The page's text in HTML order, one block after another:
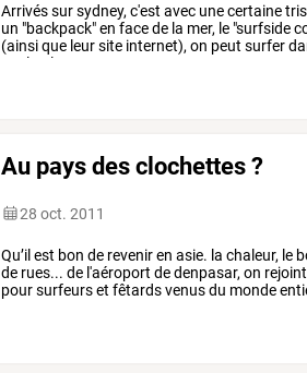
Arrivéssursydney, c'est avec unecertaine
un "backpack"en facede la mer, le "surfside
(ainsique leursite internet), on peut surfer
la plage
Au pays des clochettes ?
28 oct. 2011
Qu’il est bon de reveniren asie. la chaleur, le
de rues... de l'aéroport dedenpasar, on rejoint
poursurfeurset fêtardsvenusdu monde